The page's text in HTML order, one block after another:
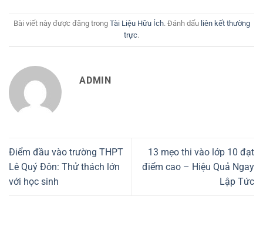
Bài viết này được đăng trong Tài Liệu Hữu Ích. Đánh dấu liên kết thường
trực.
ADMIN
Điểm đầu vào trường THPT
Lê Quý Đôn: Thử thách lớn
với học sinh
13 mẹo thi vào lớp 10 đạt
điểm cao – Hiệu Quả Ngay
Lập Tức